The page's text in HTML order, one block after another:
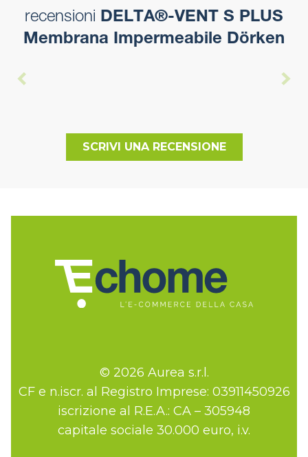
recensioni DELTA®-VENT S PLUS
Membrana Impermeabile Dörken
SCRIVI UNA RECENSIONE
© 2026 Aurea s.r.l.
CF e n.iscr. al Registro Imprese: 03911450926
iscrizione al R.E.A.: CA – 305948
capitale sociale 30.000 euro, i.v.